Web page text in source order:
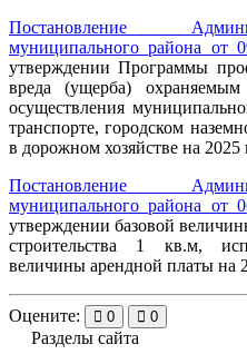
Постановление
муниципального района от
утверждении Программы
вреда (ущерба)
осуществления
транспорте, городском
в дорожном хозяйстве на 2025
Постановление
муниципального района от
утверждении базовой
строительства 1 кв.м,
величины арендной платы на
Оцените: 0 0
Разделы сайта